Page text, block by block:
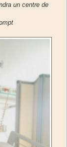
un centre de